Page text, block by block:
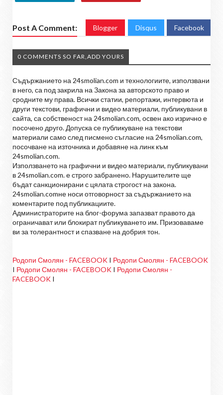
Post A Comment: Blogger Disqus Facebook
0 COMMENTS SO FAR,ADD YOURS
Съдържанието на 24smolian.com и технологиите, използвани
в него, са под закрила на Закона за авторското право и
сродните му права. Всички статии, репортажи, интервюта и
други текстови, графични и видео материали, публикувани в
сайта, са собственост на 24smolian.com, освен ако изрично е
посочено друго. Допуска се публикуване на текстови
материали само след писмено съгласие на 24smolian.com,
посочване на източника и добавяне на линк към
24smolian.com.
Използването на графични и видео материали, публикувани
в 24smolian.com. е строго забранено. Нарушителите ще
бъдат санкционирани с цялата строгост на закона.
24smolian.comне носи отговорност за съдържанието на
коментарите под публикациите.
Администраторите на блог-форума запазват правото да
ограничават или блокират публикуването им. Призоваваме
ви за толерантност и спазване на добрия тон.
Родопи Смолян - FACEBOOK I Родопи Смолян - FACEBOOK
I Родопи Смолян - FACEBOOK I Родопи Смолян -
FACEBOOK I